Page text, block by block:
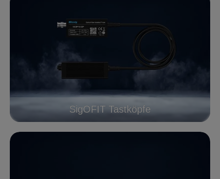
SigOFIT Tastköpfe